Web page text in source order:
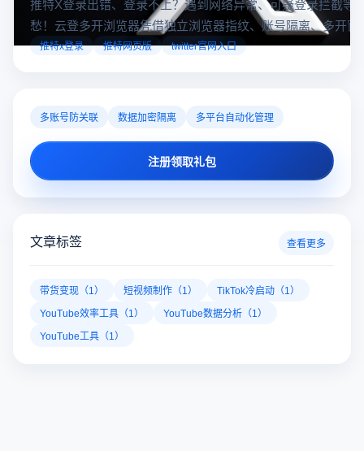
愁！云登多开浏览器凭借独立浏览器指纹、账号隔离、多开窗
对性解决登录难题，让推特X登录更稳定安全～
推特x登录 推特网页版 twitter官网入口
多账号防关联 数据加密隔离 多平台自动化管理
注册领取礼包
文章标签 查看更多
带货变现（1） 短视频制作（1）
TikTok冷启动（1）
YouTube效率工具（1）
YouTube数据分析（1）
YouTube工具（1）